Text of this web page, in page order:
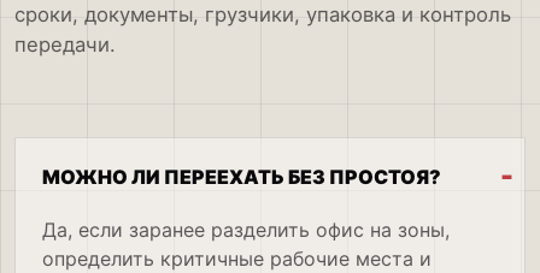
сроки, документы, грузчики, упаковка и контроль
передачи.
МОЖНО ЛИ ПЕРЕЕХАТЬ БЕЗ ПРОСТОЯ?
Да, если заранее разделить офис на зоны,
определить критичные рабочие места и